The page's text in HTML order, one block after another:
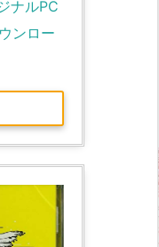
ナルPC
ンロー